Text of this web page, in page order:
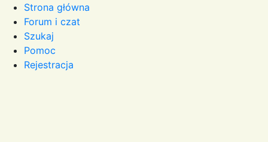
Strona główna
Forum i czat
Szukaj
Pomoc
Rejestracja